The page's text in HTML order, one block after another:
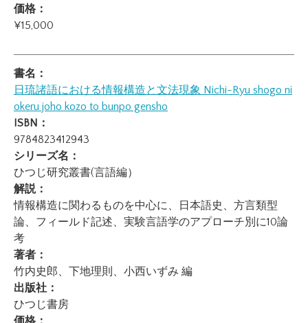
価格：
¥15,000
書名：
日琉諸語における情報構造と文法現象 Nichi-Ryu shogo ni
okeru joho kozo to bunpo gensho
ISBN：
9784823412943
シリーズ名：
ひつじ研究叢書(言語編）
解説：
情報構造に関わるものを中心に、日本語史、方言類型
論、フィールド記述、実験言語学のアプローチ別に10論
考
著者：
竹内史郎、下地理則、小西いずみ 編
出版社：
ひつじ書房